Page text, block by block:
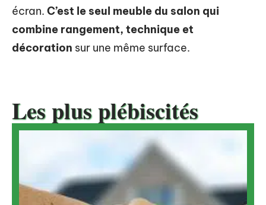
écran. C’est le seul meuble du salon qui
combine rangement, technique et
décoration sur une même surface.
Les plus plébiscités